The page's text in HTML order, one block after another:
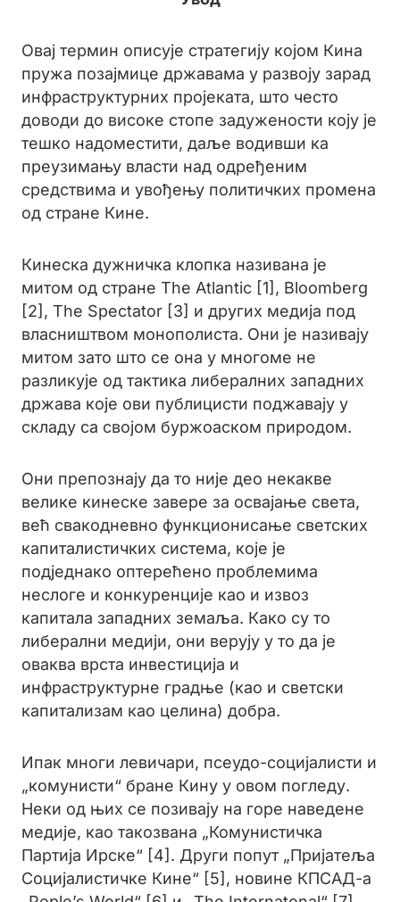
Овај термин описује стратегију којом Кина
пружа позајмице државама у развоју зарад
инфраструктурних пројеката, што често
доводи до високе стопе задужености коју је
тешко надоместити, даље водивши ка
преузимању власти над одређеним
средствима и увођењу политичких промена
од стране Кине.
Кинеска дужничка клопка називана је
митом од стране Тhe Atlantic [1], Bloomberg
[2], The Spectator [3] и других медија под
власништвом монополиста. Они је називају
митом зато што се она у многоме не
разликује од тактика либералних западних
држава које ови публицисти поджавају у
складу са својом буржоаском природом.
Они препознају да то није део некакве
велике кинеске завере за освајање света,
већ свакодневно функционисање светских
капиталистичких система, које је
подједнако оптерећено проблемима
неслоге и конкуренције као и извоз
капитала западних земаља. Како су то
либерални медији, они верују у то да је
оваква врста инвестиција и
инфраструктурне градње (као и светски
капитализам као целина) добра.
Ипак многи левичари, псеудо-социјалисти и
„комунисти“ бране Кину у овом погледу.
Неки од њих се позивају на горе наведене
медије, као такозвана „Комунистичка
Партија Ирске“ [4]. Други попут „Пријатеља
Социјалистичке Кине“ [5], новине КПСАД-а